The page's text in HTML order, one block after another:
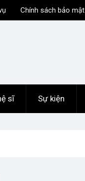
Chính sách bảo mật
sĩ Sự kiện